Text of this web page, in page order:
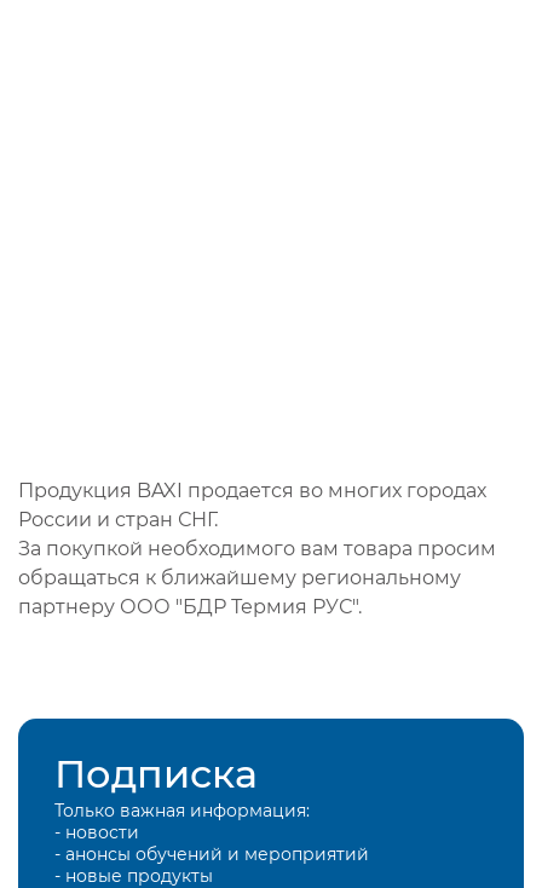
Продукция BAXI продается во многих городах
России и стран СНГ.
За покупкой необходимого вам товара просим
обращаться к ближайшему региональному
партнеру ООО "БДР Термия РУС".
Подписка
Только важная информация:
- новости
- анонсы обучений и мероприятий
- новые продукты